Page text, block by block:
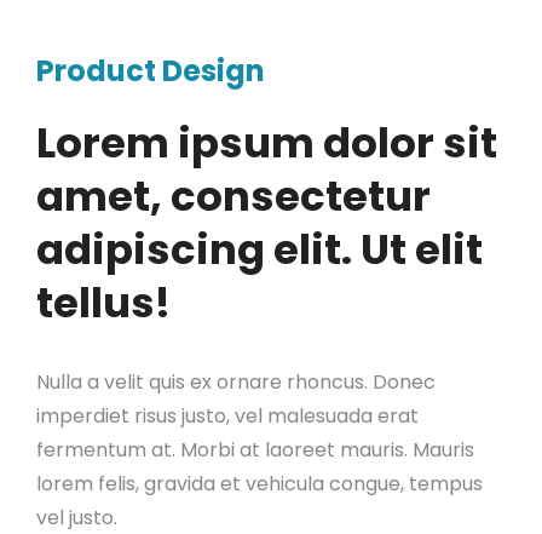
Product Design
Lorem ipsum dolor sit
amet, consectetur
adipiscing elit. Ut elit
tellus!
Nulla a velit quis ex ornare rhoncus. Donec
imperdiet risus justo, vel malesuada erat
fermentum at. Morbi at laoreet mauris. Mauris
lorem felis, gravida et vehicula congue, tempus
vel justo.